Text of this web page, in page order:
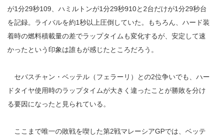
が1分29秒109、ハミルトンが1分29秒910と2台だけが1分29秒台
を記録。ライバルを約1秒以上圧倒していた。もちろん、ハード装
着時の燃料積載量の差でラップタイムも変化するが、安定して速
かったという印象は誰もが感じたところだろう。
セバスチャン・ベッテル（フェラーリ）との2位争いでも、ハー
ドタイヤ使用時のラップタイムが大きく違ったことが勝敗を分け
る要因になったと見られている。
ここまで唯一の敗戦を喫した第2戦マレーシアGPでは、ベッテ